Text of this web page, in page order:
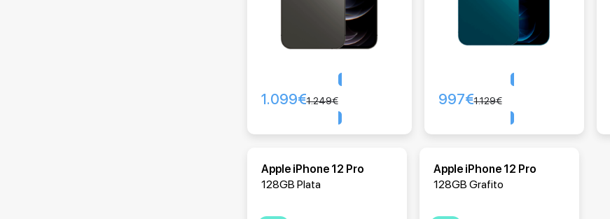
1.249€
1.099€ 1.129€
997€
Apple iPhone 12 Pro
128GB Plata
Apple iPhone 12 Pro
128GB Grafito